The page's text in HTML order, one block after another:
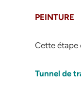
PEINTURE
Cette étape
Tunnel de